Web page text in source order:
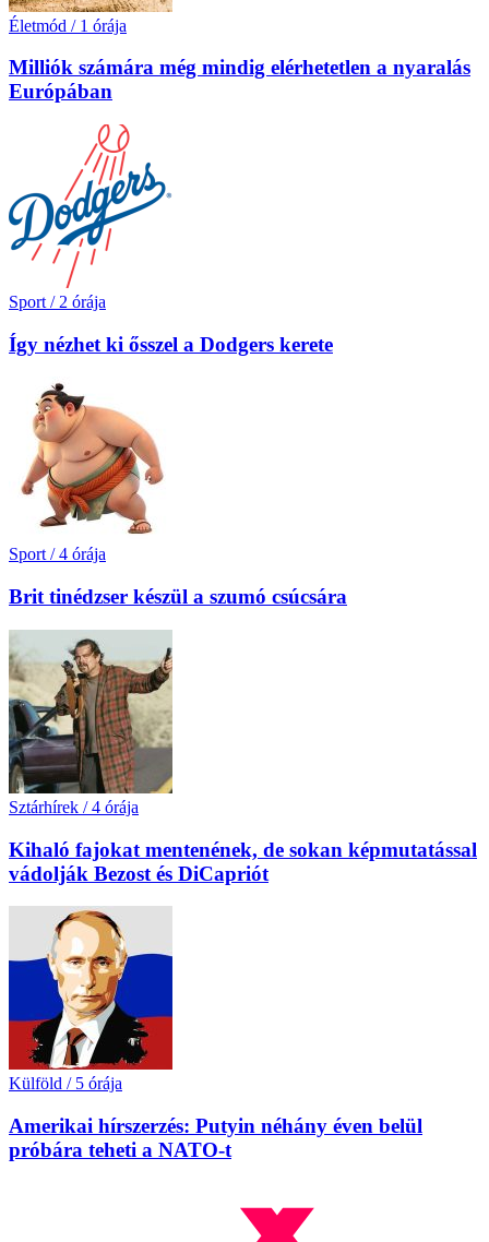
Életmód / 1 órája
Milliók számára még mindig elérhetetlen a nyaralás
Európában
Sport / 2 órája
Így nézhet ki ősszel a Dodgers kerete
Sport / 4 órája
Brit tinédzser készül a szumó csúcsára
Sztárhírek / 4 órája
Kihaló fajokat mentenének, de sokan képmutatással
vádolják Bezost és DiCapriót
Külföld / 5 órája
Amerikai hírszerzés: Putyin néhány éven belül
próbára teheti a NATO-t